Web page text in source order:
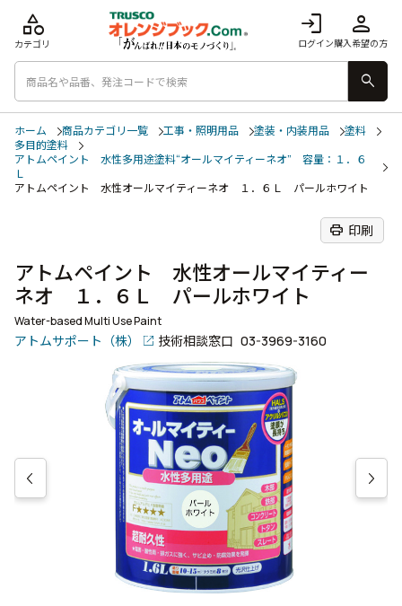
login
ログイン
person
購入希望の方
category
カテゴリ
search
ホーム 商品カテゴリ一覧 工事・照明用品 塗装・内装用品
塗料
多目的塗料
アトムペイント 水性多用途塗料“オールマイティーネオ” 容量：１．６
Ｌ
アトムペイント 水性オールマイティーネオ １．６Ｌ パールホワイト
print 印刷
アトムペイント 水性オールマイティー
ネオ １．６Ｌ パールホワイト
Water-based Multi Use Paint
アトムサポート（株） 技術相談窓口 03-3969-3160